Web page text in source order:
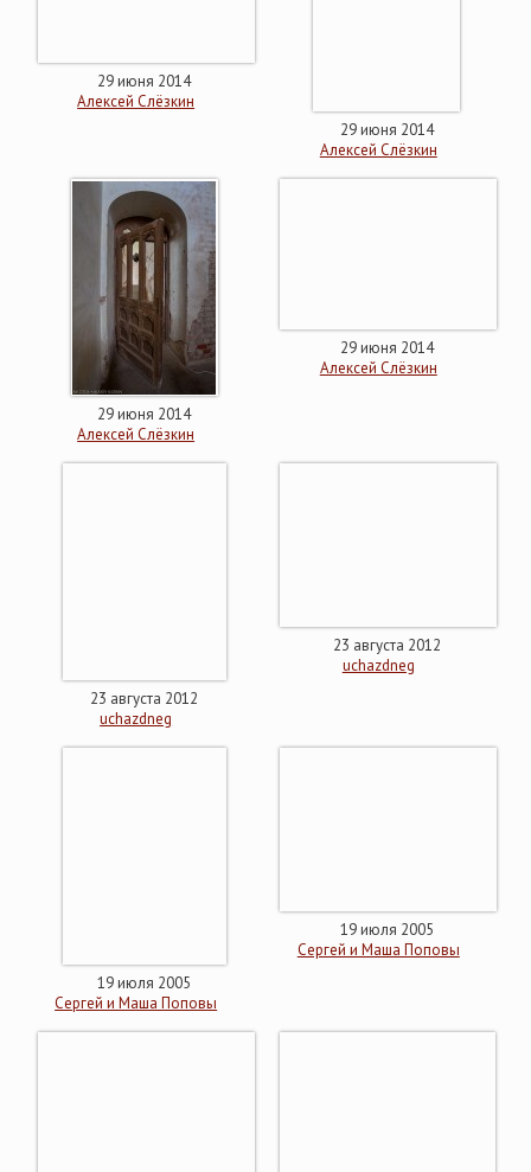
29 июня 2014
Алексей Слёзкин
29 июня 2014
Алексей Слёзкин
29 июня 2014
Алексей Слёзкин
29 июня 2014
Алексей Слёзкин
23 августа 2012
uchazdneg
23 августа 2012
uchazdneg
19 июля 2005
Сергей и Маша Поповы
19 июля 2005
Сергей и Маша Поповы